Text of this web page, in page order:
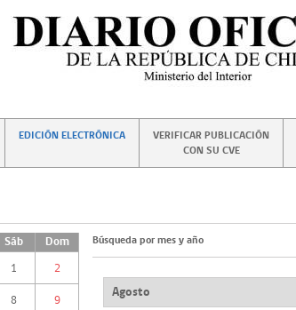
EDICIÓN ELECTRÓNICA
VERIFICAR PUBLICACIÓN
CON SU CVE
Sáb Dom
1 2
8 9
Búsqueda por mes y año